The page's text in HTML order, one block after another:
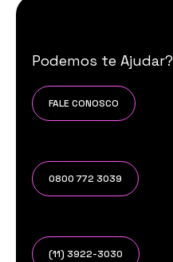
Podemos te Ajudar?
FALE CONOSCO
0800 772 3039
(11) 3922-3030